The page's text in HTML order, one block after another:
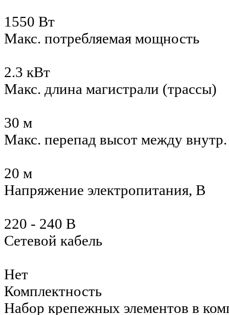
1550 Вт
Макс. потребляемая мощность
2.3 кВт
Макс. длина магистрали (трассы)
30 м
Макс. перепад высот между
20 м
Напряжение электропитания, В
220 - 240 В
Сетевой кабель
Нет
Комплектность
Набор крепежных элементов в